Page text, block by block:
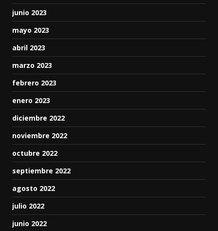
junio 2023
mayo 2023
abril 2023
marzo 2023
febrero 2023
enero 2023
diciembre 2022
noviembre 2022
octubre 2022
septiembre 2022
agosto 2022
julio 2022
junio 2022